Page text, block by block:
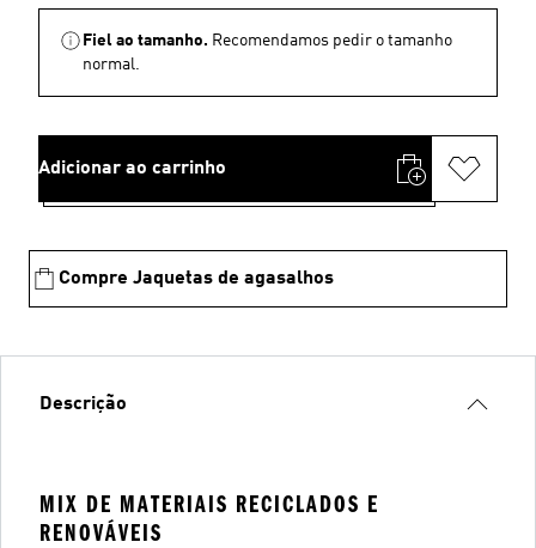
Fiel ao tamanho. Recomendamos pedir o tamanho
normal.
Adicionar ao carrinho
Compre Jaquetas de agasalhos
Descrição
MIX DE MATERIAIS RECICLADOS E
RENOVÁVEIS